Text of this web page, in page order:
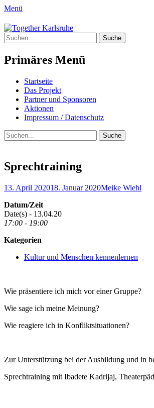
Menü
Together Karlsruhe
Integration von jungen
Suche
nach:
Primäres Menü
Springe
zum
Inhalt
Startseite
Das Projekt
Partner und Sponsoren
Aktionen
Impressum / Datenschutz
Suchen
Suche
nach:
Sprechtraining
Posted
13. April 202018. Januar 2020Author
Meike Wiehl
Datum/Zeit
Date(s) - 13.04.20
17:00 - 19:00
Kategorien
Kultur und Menschen kennenlernen
Wie präsentiere ich mich vor einer Gruppe?
Wie sage ich meine Meinung?
Wie reagiere ich in Konfliktsituationen?
Zur Unterstützung bei der Ausbildung und in
Sprechtraining mit Ibadete Kadrijaj,